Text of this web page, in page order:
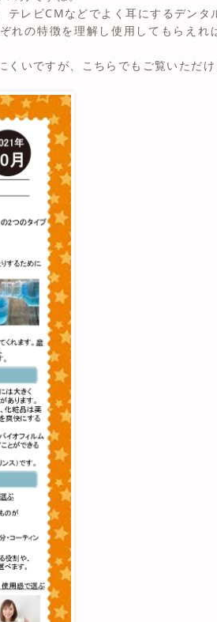
レビCMなどでよく耳にするデンタ
れの特徴を理解し使用してもらえれ
いですが、こちらでもご覧いただけ